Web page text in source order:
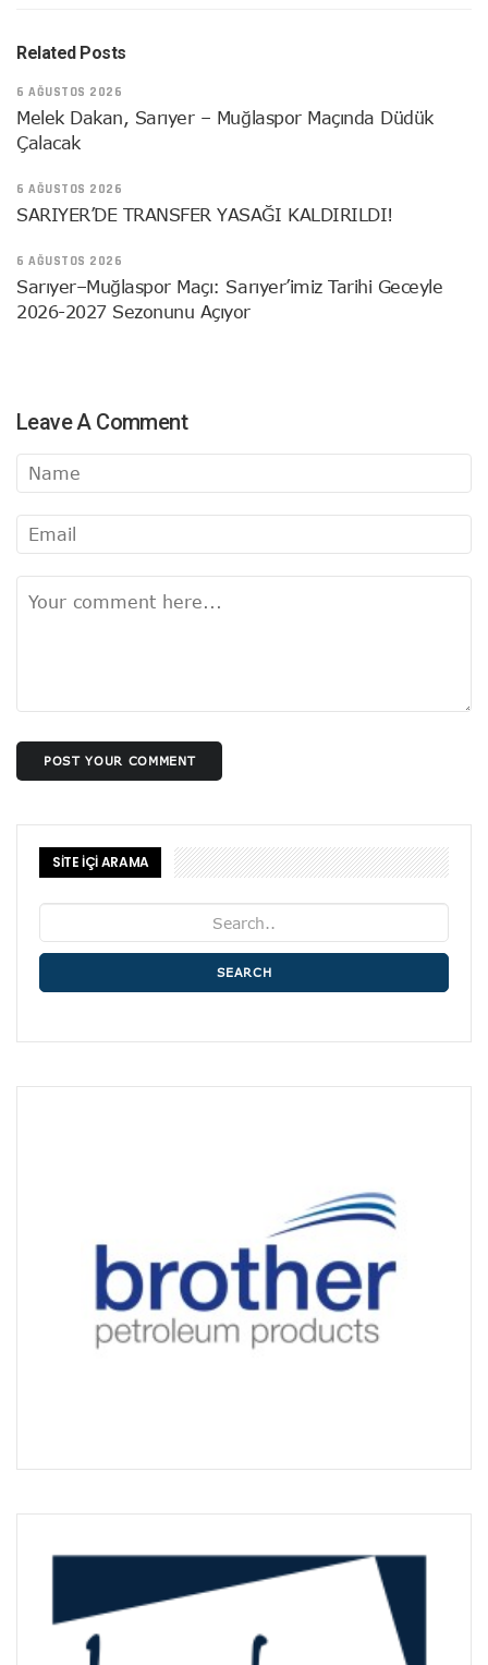
Related Posts
6 AĞUSTOS 2026
Melek Dakan, Sarıyer – Muğlaspor Maçında Düdük
Çalacak
6 AĞUSTOS 2026
SARIYER’DE TRANSFER YASAĞI KALDIRILDI!
6 AĞUSTOS 2026
Sarıyer–Muğlaspor Maçı: Sarıyer’imiz Tarihi Geceyle
2026-2027 Sezonunu Açıyor
Leave A Comment
POST YOUR COMMENT
SİTE İÇİ ARAMA
SEARCH